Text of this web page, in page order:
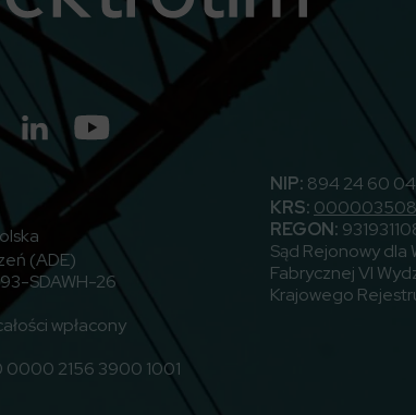
do Facebook
Przejdź do LinkedinPrzejdź do Youtube
(ADE)
SDAWH-26
wpłacony
0000 2156 3900 1001
NIP: 894 24 60
KRS:
REGON:
Sąd Rejonowy dla
Fabrycznej VI
Krajowego